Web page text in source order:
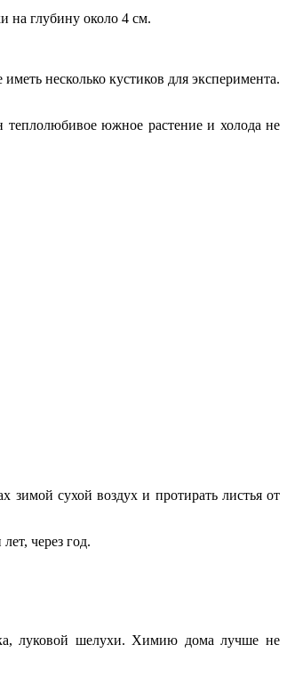
на глубину около 4 см.
несколько кустиков для эксперимента.
южное растение и холода не
зимой сухой воздух и протирать листья от
через год.
луковой шелухи. Химию дома лучше не